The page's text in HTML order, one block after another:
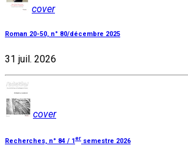
cover
Roman 20-50, n° 80/décembre 2025
31 juil. 2026
cover
Recherches, n° 84 / 1er semestre 2026